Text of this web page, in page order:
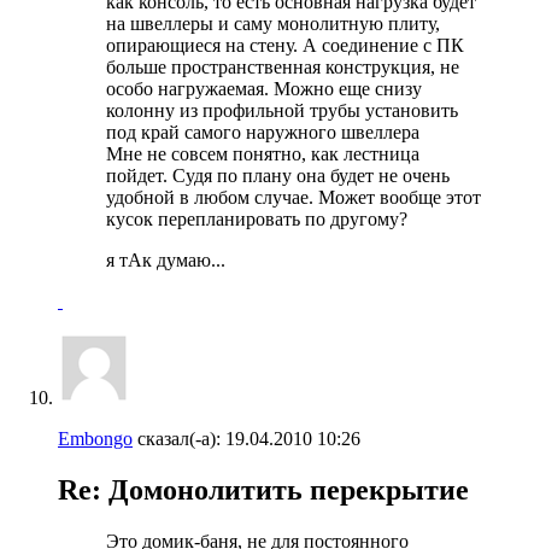
на швеллеры и саму монолитную плиту,
опирающиеся на стену. А соединение с ПК
больше пространственная конструкция, не
особо нагружаемая. Можно еще снизу
колонну из профильной трубы установить
под край самого наружного швеллера
Мне не совсем понятно, как лестница
пойдет. Судя по плану она будет не очень
удобной в любом случае. Может вообще этот
кусок перепланировать по другому?
я тАк думаю...
Embongo сказал(-а): 19.04.2010 10:26
Re: Домонолитить перекрытие
Это домик-баня, не для постоянного